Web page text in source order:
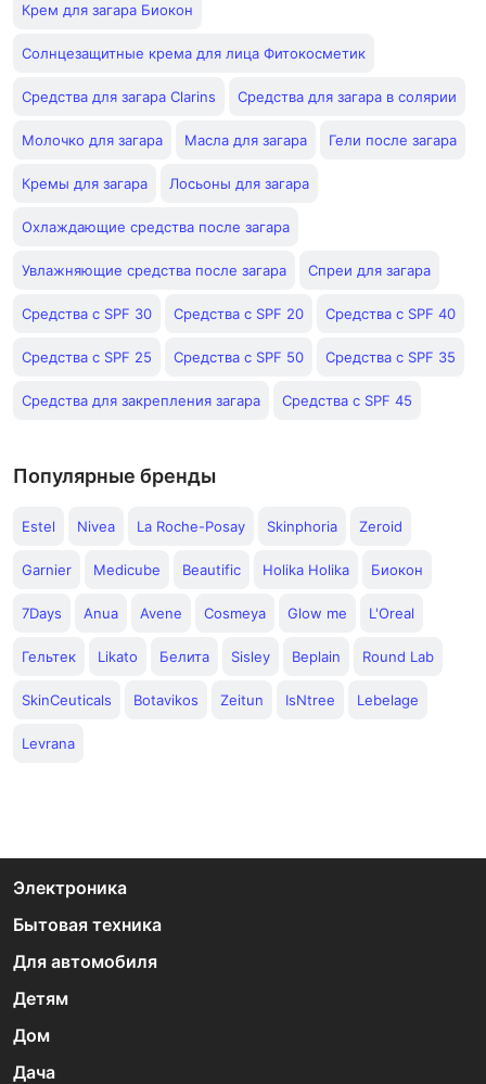
Крем для загара Биокон
Солнцезащитные крема для лица Фитокосметик
Средства для загара Clarins Средства для загара в солярии
Молочко для загара Масла для загара Гели после загара
Кремы для загара Лосьоны для загара
Охлаждающие средства после загара
Увлажняющие средства после загара Спреи для загара
Средства с SPF 30 Средства с SPF 20 Средства с SPF 40
Средства с SPF 25 Средства с SPF 50 Средства с SPF 35
Средства для закрепления загара Средства с SPF 45
Популярные бренды
Estel Nivea La Roche-Posay Skinphoria Zeroid
Garnier Medicube Beautific Holika Holika Биокон
7Days Anua Avene Cosmeya Glow me L'Oreal
Гельтек Likato Белита Sisley Beplain Round Lab
SkinCeuticals Botavikos Zeitun IsNtree Lebelage
Levrana
Электроника
Бытовая техника
Для автомобиля
Детям
Дом
Дача